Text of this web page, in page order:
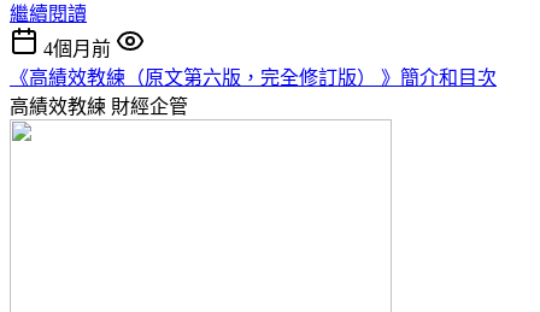
繼續閱讀
4個月前
《高績效教練（原文第六版，完全修訂版） 》簡介和目次
高績效教練 財經企管